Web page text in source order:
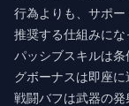
行為よりも、サポ
推奨する仕組みにな
パッシブスキルは
グボーナスは即座に
戦闘バフは武器の発